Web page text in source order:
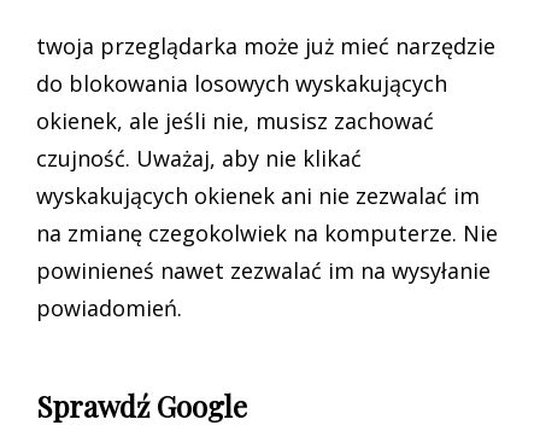
twoja przeglądarka może już mieć narzędzie
do blokowania losowych wyskakujących
okienek, ale jeśli nie, musisz zachować
czujność. Uważaj, aby nie klikać
wyskakujących okienek ani nie zezwalać im
na zmianę czegokolwiek na komputerze. Nie
powinieneś nawet zezwalać im na wysyłanie
powiadomień.
Sprawdź Google